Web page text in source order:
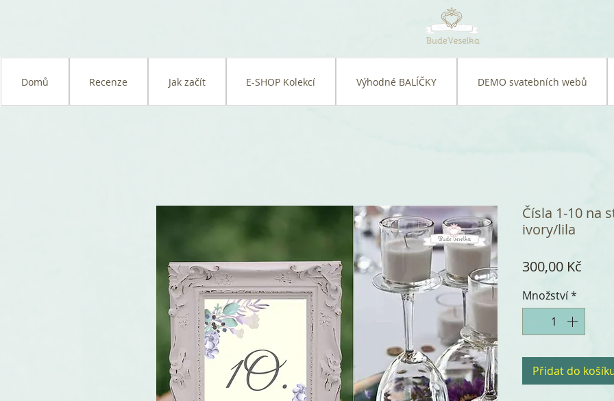
Domů Recenze Jak začít E-SHOP Kolekcí Výhodné BALÍČKY DEMO svatebních webů
Čísla 1-10 na
ivory/lila
300,00 Kč
Množství*
Přidat do